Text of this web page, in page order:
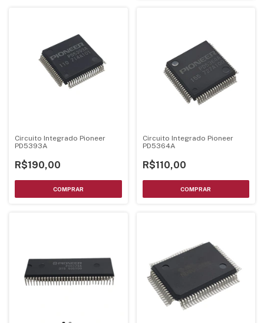
Circuito Integrado Pioneer
PD5393A
R$190,00
Circuito Integrado Pioneer
PD5364A
R$110,00